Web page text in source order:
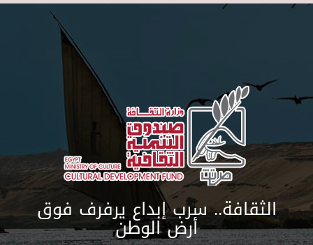
Skip to main content
الثقافة.. سرب إبداع يرفرف فوق
أرض الوطن